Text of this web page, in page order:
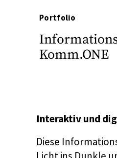
Portfolio
Komm.ONE
Interaktiv und
Diese